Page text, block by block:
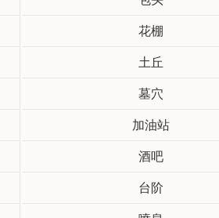
花棚
土丘
墓穴
加油站
酒吧
台阶